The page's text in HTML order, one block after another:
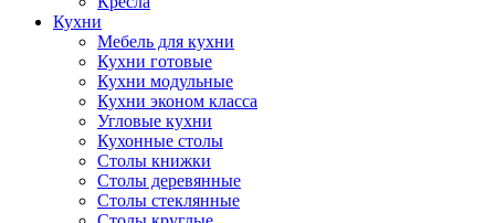
Кухни
Мебель для кухни
Кухни готовые
Кухни модульные
Кухни эконом класса
Угловые кухни
Кухонные столы
Столы книжки
Столы деревянные
Столы стеклянные